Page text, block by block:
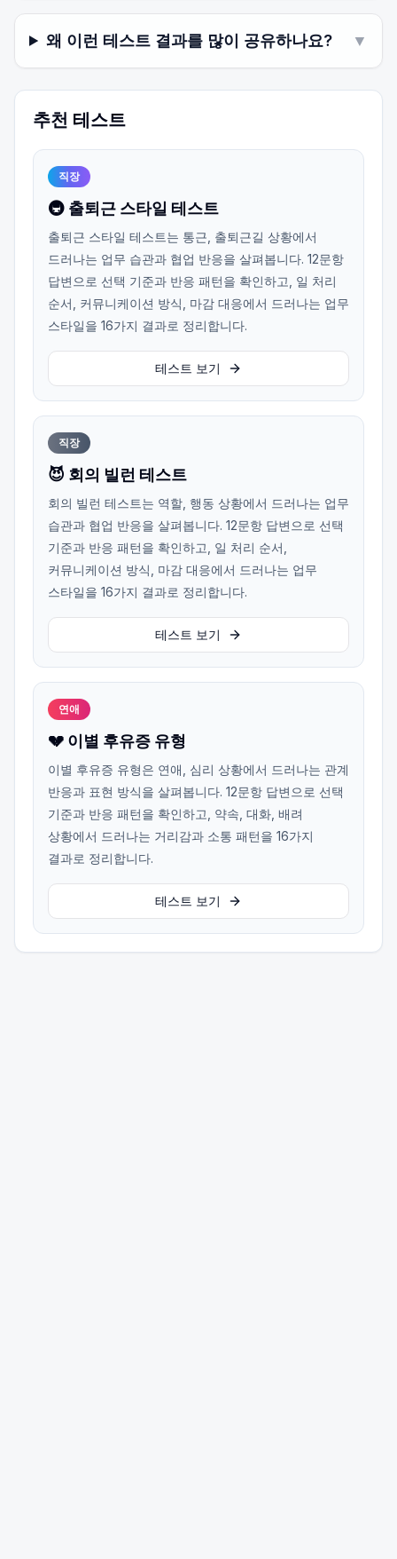
왜 이런 테스트 결과를 많이 공유하나요? ▼
추천 테스트
직장
🚇 출퇴근 스타일 테스트
출퇴근 스타일 테스트는 통근, 출퇴근길 상황에서
드러나는 업무 습관과 협업 반응을 살펴봅니다. 12문항
답변으로 선택 기준과 반응 패턴을 확인하고, 일 처리
순서, 커뮤니케이션 방식, 마감 대응에서 드러나는 업무
스타일을 16가지 결과로 정리합니다.
테스트 보기
직장
😈 회의 빌런 테스트
회의 빌런 테스트는 역할, 행동 상황에서 드러나는 업무
습관과 협업 반응을 살펴봅니다. 12문항 답변으로 선택
기준과 반응 패턴을 확인하고, 일 처리 순서,
커뮤니케이션 방식, 마감 대응에서 드러나는 업무
스타일을 16가지 결과로 정리합니다.
테스트 보기
연애
💔 이별 후유증 유형
이별 후유증 유형은 연애, 심리 상황에서 드러나는 관계
반응과 표현 방식을 살펴봅니다. 12문항 답변으로 선택
기준과 반응 패턴을 확인하고, 약속, 대화, 배려
상황에서 드러나는 거리감과 소통 패턴을 16가지
결과로 정리합니다.
테스트 보기